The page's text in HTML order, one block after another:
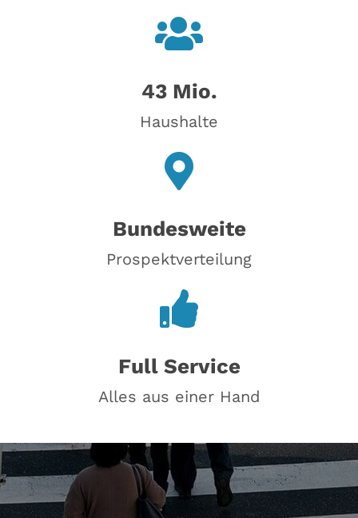
43 Mio.
Haushalte
Bundesweite
Prospektverteilung
Full Service
Alles aus einer Hand